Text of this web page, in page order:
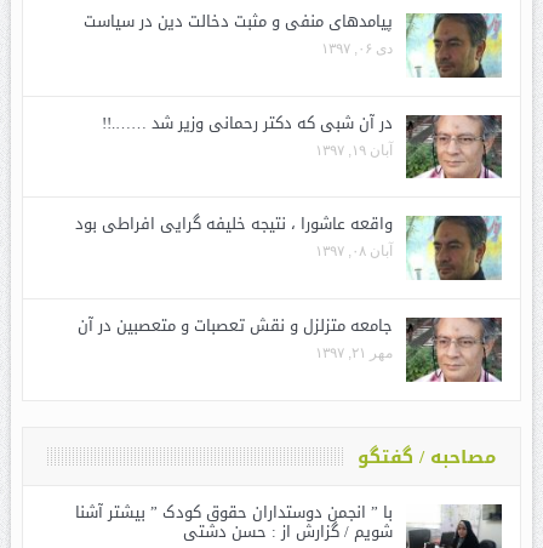
پیامدهای منفی و مثبت دخالت دین در سیاست
دی ۰۶, ۱۳۹۷
در آن شبی که دکتر رحمانی وزیر شد …….!!
آبان ۱۹, ۱۳۹۷
واقعه عاشورا ، نتیجه خلیفه گرایی افراطی بود
آبان ۰۸, ۱۳۹۷
جامعه متزلزل و نقش تعصبات و متعصبین در آن
مهر ۲۱, ۱۳۹۷
مصاحبه / گفتگو
با ” انجمن دوستداران حقوق کودک ” بیشتر آشنا
شویم / گزارش از : حسن دشتی